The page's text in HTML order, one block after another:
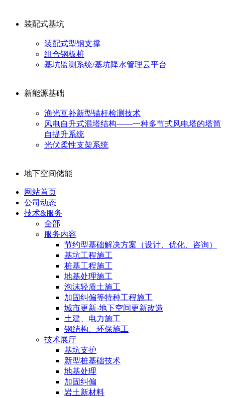
装配式基坑
装配式型钢支撑
组合钢板桩
基坑监测系统/基坑降水管理云平台
新能源基础
渔光互补新型锚杆检测技术
风电自升式混塔结构——一种多节式风电塔的塔筒
自提升系统
光伏柔性支架系统
地下空间储能
网站首页
公司动态
技术&服务
全部
服务内容
节约型基础解决方案（设计、优化、咨询）
基坑工程施工
桩基工程施工
地基处理施工
泡沫轻质土施工
加固纠偏等特种工程施工
城市更新-地下空间更新改造
土建、电力施工
钢结构、环保施工
技术展厅
基坑支护
新型桩基础技术
地基处理
加固纠偏
岩土新材料